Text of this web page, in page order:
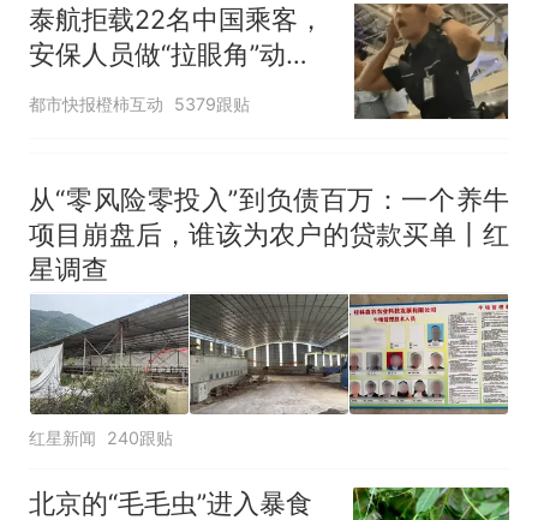
么？
泰航拒载22名中国乘客，
安保人员做“拉眼角”动
作，泰国机场最新回应：
改签但没兑现
都市快报橙柿互动 5379跟贴
从“零风险零投入”到负债百万：一个养牛
项目崩盘后，谁该为农户的贷款买单丨红
星调查
红星新闻 240跟贴
北京的“毛毛虫”进入暴食